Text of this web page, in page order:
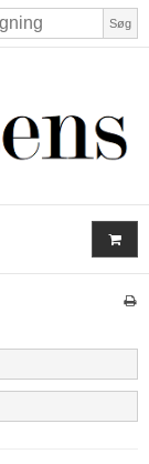
Søg